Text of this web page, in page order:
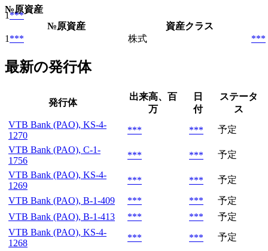
№原資産
1***
№原資産
資産クラス
1 *** 株式 ***
最新の発行体
発行体
出来高、百
万
日
付
ステータ
ス
VTB Bank (PAO), KS-4-
1270
*** ***
予定
VTB Bank (PAO), C-1-
1756
*** ***
予定
VTB Bank (PAO), KS-4-
1269
*** *** 予定
VTB Bank (PAO), B-1-409 *** ***
予定
VTB Bank (PAO), B-1-413
*** ***
予定
VTB Bank (PAO), KS-4-
1268
*** ***
予定